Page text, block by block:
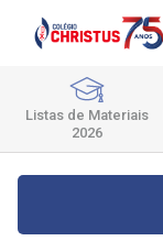
Listas de Materiais
2026